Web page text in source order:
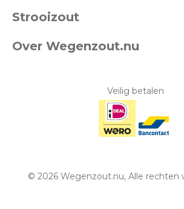
Bezorgen en afhalen
Retouren & garantie
Strooizout
Over Wegenzout.nu
Veilig betalen
© 2026 Wegenzout.nu, Alle rechten